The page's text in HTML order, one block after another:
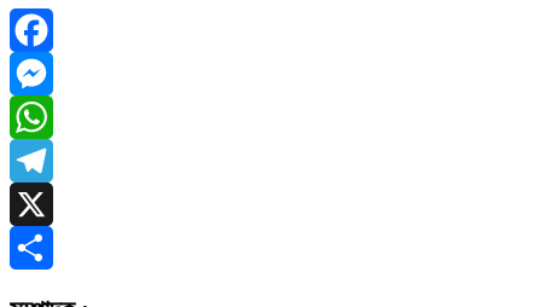
Facebook
Messenger
WhatsApp
Telegram
X